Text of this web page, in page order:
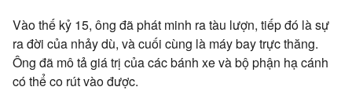
Vào thế kỷ 15, ông đã phát minh ra tàu lượn, tiếp đó là sự
ra đời của nhảy dù, và cuối cùng là máy bay trực thăng.
Ông đã mô tả giá trị của các bánh xe và bộ phận hạ cánh
có thể co rút vào được.